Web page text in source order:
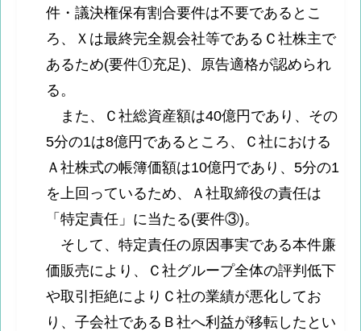
件・議決権保有割合要件は不要であるとこ
ろ、Ｘは最終完全親会社等であるＣ社株主で
あるため(要件①充足)、原告適格が認められ
る。
また、Ｃ社総資産額は40億円であり、その
5分の1は8億円であるところ、Ｃ社における
Ａ社株式の帳簿価額は10億円であり、5分の1
を上回っているため、Ａ社取締役の責任は
「特定責任」に当たる(要件③)。
そして、特定責任の原因事実である本件廉
価販売により、Ｃ社グループ全体の評判低下
や取引拒絶によりＣ社の業績が悪化してお
り、子会社であるＢ社へ利益が移転したとい